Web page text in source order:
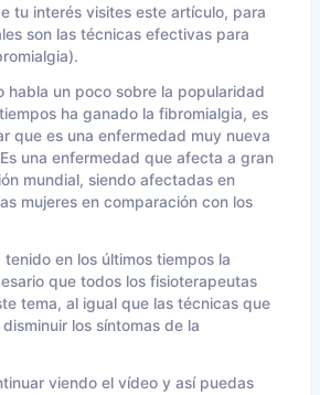
tu interés visites este artículo, para
son las técnicas efectivas para
habla un poco sobre la popularidad
ha ganado la fibromialgia, es
que es una enfermedad muy nueva
una enfermedad que afecta a gran
mundial, siendo afectadas en
mujeres en comparación con los
tenido en los últimos tiempos la
que todos los fisioterapeutas
tema, al igual que las técnicas que
los síntomas de la
viendo el vídeo y así puedas